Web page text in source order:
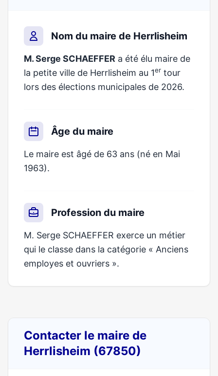
Nom du maire de Herrlisheim
M. Serge SCHAEFFER a été élu maire de
la petite ville de Herrlisheim au 1er tour
lors des élections municipales de 2026.
Âge du maire
Le maire est âgé de 63 ans (né en Mai
1963).
Profession du maire
M. Serge SCHAEFFER exerce un métier
qui le classe dans la catégorie « Anciens
employes et ouvriers ».
Contacter le maire de
Herrlisheim (67850)